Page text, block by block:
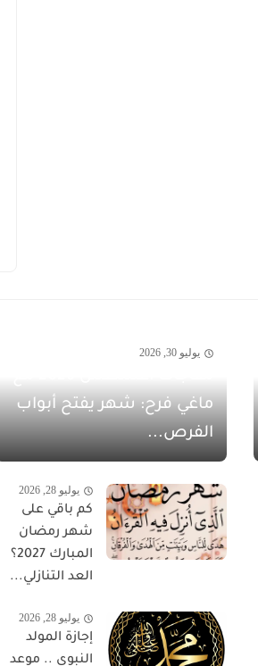
يوليو 30, 2026
ماغي فرح: شهر يفتح أبواب
الفرص...
يوليو 28, 2026
كم باقي على
شهر رمضان
المبارك 2027؟
العد التنازلي...
يوليو 28, 2026
إجازة المولد
النبوي .. موعد